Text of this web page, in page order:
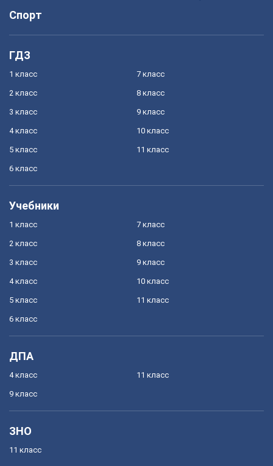
Спорт
ГДЗ
1 класс
2 класс
3 класс
4 класс
5 класс
6 класс
7 класс
8 класс
9 класс
10 класс
11 класс
Учебники
1 класс
2 класс
3 класс
4 класс
5 класс
6 класс
7 класс
8 класс
9 класс
10 класс
11 класс
ДПА
4 класс
9 класс
11 класс
ЗНО
11 класс